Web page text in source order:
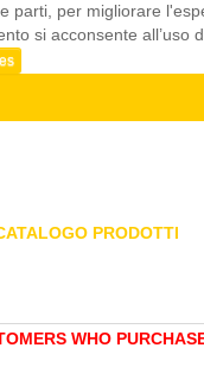
parti, per migliorare
si acconsente all’uso
PRODOTTI
WHO